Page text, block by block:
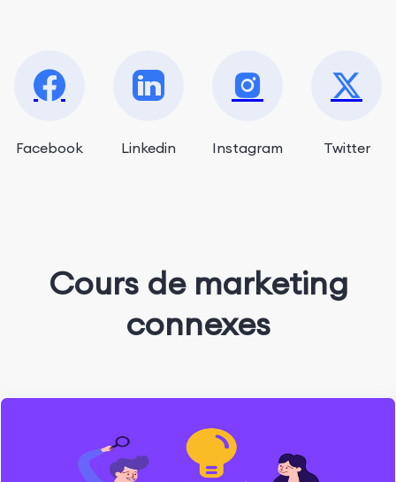
Facebook Linkedin Instagram Twitter
Cours de marketing
connexes